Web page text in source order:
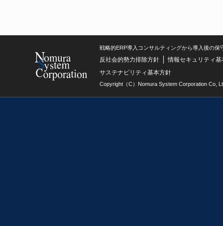
戦略的ERP導入コンサルティングから導入後の
反社会的勢力排除方針
情報セキュリティ基
サステナビリティ基本方針
Copyright（C）Nomura System Corporation Co,